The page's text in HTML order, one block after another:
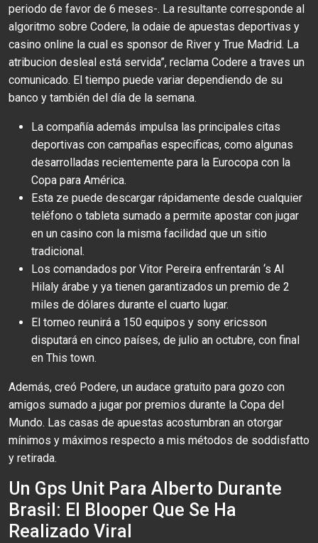
periodo de favor de 6 meses-. La resultante corresponde al
algoritmo sobre Codere, la odaie de apuestas deportivas y
casino online la cual es sponsor de River y True Madrid. La
atribucion desleal está servida”, reclama Codere a traves un
comunicado. El tiempo puede variar dependiendo de su
banco y también del día de la semana.
La compañía además impulsa las principales citas
deportivas con campañas específicas, como algunas
desarrolladas recientemente para la Eurocopa con la
Copa para América.
Esta ze puede descargar rápidamente desde cualquier
teléfono o tableta sumado a permite apostar con jugar
en un casino con la misma facilidad que un sitio
tradicional.
Los comandados por Vitor Pereira enfrentarán ‘s Al
Hilaly árabe y ya tienen garantizados un premio de 2
miles de dólares durante el cuarto lugar.
El torneo reunirá a 150 equipos y sony ericsson
disputará en cinco países, de julio an octubre, con final
en This town.
Además, creó Podere, un audace gratuito para gozo con
amigos sumado a jugar por premios durante la Copa del
Mundo. Las casas de apuestas acostumbran an otorgar
mínimos y máximos respecto a mis métodos de soddisfatto
y retirada.
Un Gps Unit Para Alberto Durante
Brasil: El Blooper Que Se Ha
Realizado Viral